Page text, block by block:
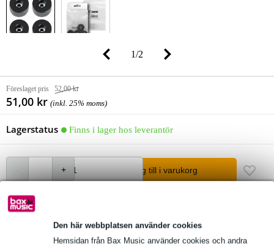
Den här webbplatsen använder cookies
Hemsidan från Bax Music använder cookies och andra
1/2
Föreslaget pris 52,00 kr
51,00 kr (inkl. 25% moms)
Lagerstatus Finns i lager hos leverantör
lägg till i varukorg
Beställ före 16:00 = inom ca 3 arbetsdagar hemma
Över 48 000 artiklar i lager